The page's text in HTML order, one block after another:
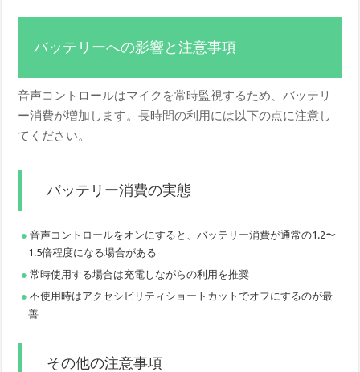
バッテリーへの影響と注意事項
音声コントロールはマイクを常時監視するため、バッテリ
ー消費が増加します。長時間の利用には以下の点に注意し
てください。
バッテリー消費の実態
音声コントロールをオンにすると、バッテリー消費が通常の1.2〜
1.5倍程度になる場合がある
常時使用する場合は充電しながらの利用を推奨
不使用時はアクセシビリティショートカットでオフにするのが最
善
その他の注意事項